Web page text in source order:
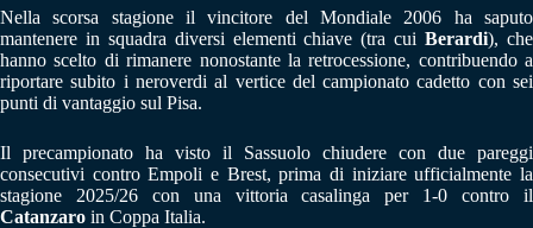
Nella scorsa stagione il vincitore del Mondiale 2006 ha saputo
mantenere in squadra diversi elementi chiave (tra cuiBerardi), che
hanno scelto di rimanere nonostante la retrocessione, contribuendo a
riportare subito i neroverdi al vertice del campionato cadetto con sei
punti di vantaggio sul Pisa.
Il precampionato ha visto il Sassuolo chiudere con due pareggi
consecutivi contro Empoli e Brest, prima di iniziare ufficialmente la
stagione 2025/26 con una vittoria casalinga per 1-0 contro il
Catanzaro in Coppa Italia.